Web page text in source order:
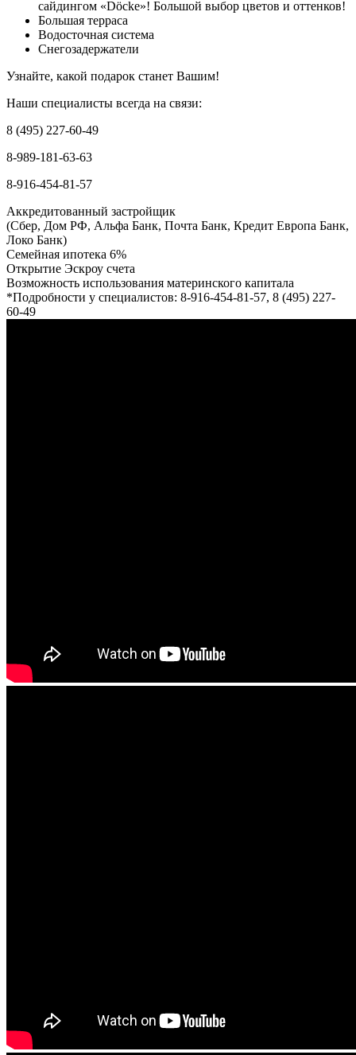
сайдингом «Döcke»! Большой выбор цветов и оттенков!
Большая терраса
Водосточная система
Снегозадержатели
Узнайте, какой подарок станет Вашим!
Наши специалисты всегда на связи:
8 (495) 227-60-49
8-989-181-63-63
8-916-454-81-57
Аккредитованный застройщик
(Сбер, Дом РФ, Альфа Банк, Почта Банк, Кредит Европа Банк,
Локо Банк)
Семейная ипотека 6%
Открытие Эскроу счета
Возможность использования материнского капитала
*Подробности у специалистов: 8-916-454-81-57, 8 (495) 227-
60-49